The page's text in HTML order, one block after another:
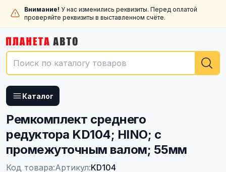
Внимание! У нас изменились реквизиты. Перед оплатой
проверяйте реквизиты в выставленном счёте.
Каталог
Ремкомплект среднего
редуктора KD104; HINO; с
промежуточным валом; 55мм
Код товара:Артикул:KD104